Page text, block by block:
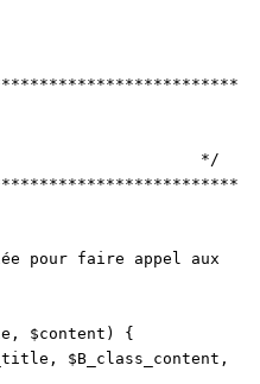
*/
pour faire appel aux
$content) {
$B_class_content,